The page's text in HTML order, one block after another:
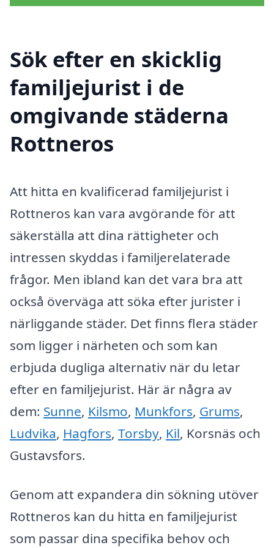
Sök efter en skicklig
familjejurist i de
omgivande städerna
Rottneros
Att hitta en kvalificerad familjejurist i
Rottneros kan vara avgörande för att
säkerställa att dina rättigheter och
intressen skyddas i familjerelaterade
frågor. Men ibland kan det vara bra att
också överväga att söka efter jurister i
närliggande städer. Det finns flera städer
som ligger i närheten och som kan
erbjuda dugliga alternativ när du letar
efter en familjejurist. Här är några av
dem: Sunne, Kilsmo, Munkfors, Grums,
Ludvika, Hagfors, Torsby, Kil, Korsnäs och
Gustavsfors.
Genom att expandera din sökning utöver
Rottneros kan du hitta en familjejurist
som passar dina specifika behov och